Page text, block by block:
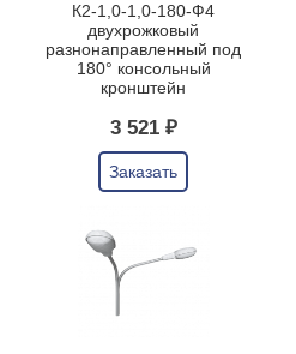
К2-1,0-1,0-180-Ф4
двухрожковый
разнонаправленный под
180° консольный
кронштейн
3 521 ₽
Заказать